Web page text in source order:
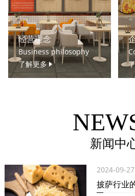
经营理念
Business philosophy
了解更多
新闻中
2024-09-27
披萨行业